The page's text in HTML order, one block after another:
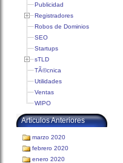
Publicidad
Registradores
Robos de Dominios
SEO
Startups
sTLD
TÃ©cnica
Utilidades
Ventas
WIPO
Articulos Anteriores
marzo 2020
febrero 2020
enero 2020